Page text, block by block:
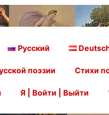
Русский
поэзии Стихи
Я | Войти | Выйти